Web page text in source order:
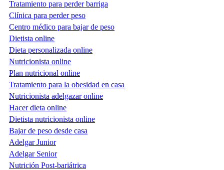
Tratamiento para perder barriga
Clínica para perder peso
Centro médico para bajar de peso
Dietista online
Dieta personalizada online
Nutricionista online
Plan nutricional online
Tratamiento para la obesidad en casa
Nutricionista adelgazar online
Hacer dieta online
Dietista nutricionista online
Bajar de peso desde casa
Adelgar Junior
Adelgar Senior
Nutrición Post-bariátrica